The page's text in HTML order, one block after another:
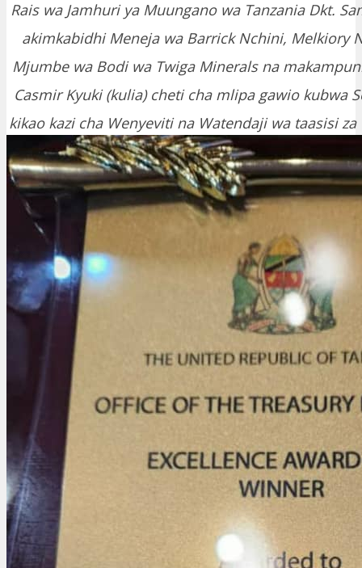
Rais wa Jamhuri ya Muungano wa Tanzania Dkt.
akimkabidhi Meneja wa Barrick Nchini, Melkiory
Mjumbe wa Bodi wa Twiga Minerals na
Casmir Kyuki (kulia) cheti cha mlipa gawio kubwa
kikao kazi cha Wenyeviti na Watendaji wa taasisi